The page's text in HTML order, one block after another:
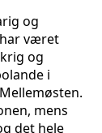
og
været
og
i
mens
det hele